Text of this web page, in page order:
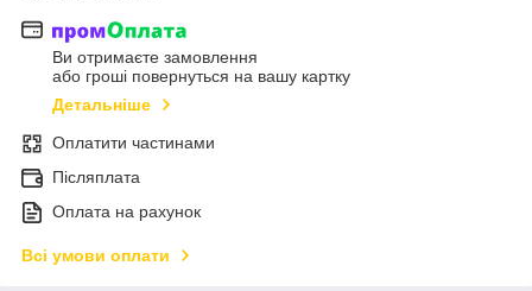
Ви отримаєте замовлення
або гроші повернуться на вашу картку
Детальніше
Оплатити частинами
Післяплата
Оплата на рахунок
Всі умови оплати